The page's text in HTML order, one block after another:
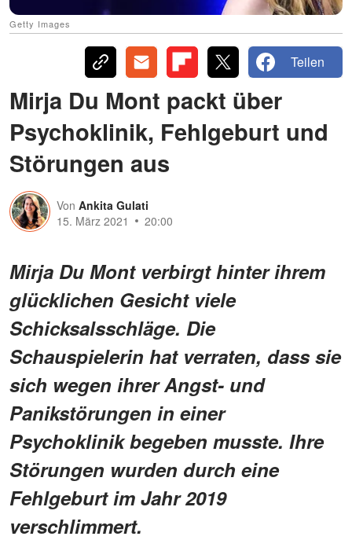
Getty Images
Teilen
Mirja Du Mont packt über
Psychoklinik, Fehlgeburt und
Störungen aus
Von Ankita Gulati
15. März 2021
20:00
Mirja Du Mont verbirgt hinter ihrem
glücklichen Gesicht viele
Schicksalsschläge. Die
Schauspielerin hat verraten, dass sie
sich wegen ihrer Angst- und
Panikstörungen in einer
Psychoklinik begeben musste. Ihre
Störungen wurden durch eine
Fehlgeburt im Jahr 2019
verschlimmert.